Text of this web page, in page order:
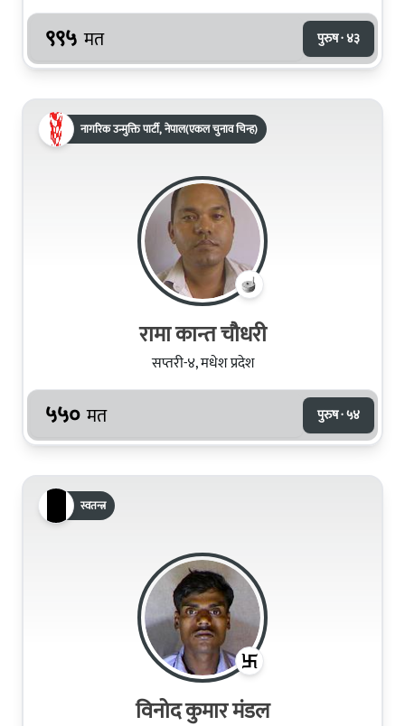
९९५ मत पुरुष · ४३
नागरिक उन्मुक्ति पार्टी, नेपाल(एकल चुनाव चिन्ह)
रामा कान्त चौधरी
सप्तरी-४, मधेश प्रदेश
५५० मत पुरुष · ५४
स्वतन्त्र
विनोद कुमार मंडल